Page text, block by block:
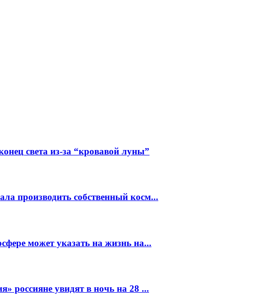
света из-за “кровавой луны”
производить собственный косм...
может указать на жизнь на...
россияне увидят в ночь на 28 ...